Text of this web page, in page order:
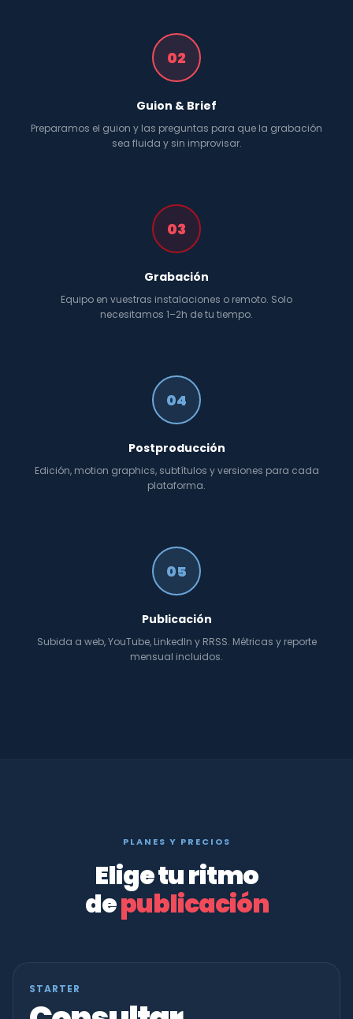
02
Guion & Brief
Preparamos el guion y las preguntas para que la grabación
sea fluida y sin improvisar.
03
Grabación
Equipo en vuestras instalaciones o remoto. Solo
necesitamos 1–2h de tu tiempo.
04
Postproducción
Edición, motion graphics, subtítulos y versiones para cada
plataforma.
05
Publicación
Subida a web, YouTube, LinkedIn y RRSS. Métricas y reporte
mensual incluidos.
PLANES Y PRECIOS
Elige tu ritmo
depublicación
STARTER